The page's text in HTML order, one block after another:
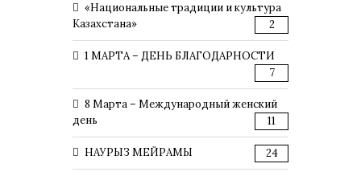
«Национальные традиции и культура
Казахстана»
2
1 МАРТА – ДЕНЬ БЛАГОДАРНОСТИ
7
8 Марта – Международный женский
день
11
НАУРЫЗ МЕЙРАМЫ 24